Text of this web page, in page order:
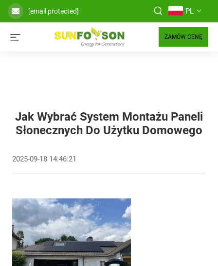
[email protected] PL
ZAMÓW CENĘ
Jak Wybrać System Montażu Paneli
Słonecznych Do Użytku Domowego
2025-09-18 14:46:21